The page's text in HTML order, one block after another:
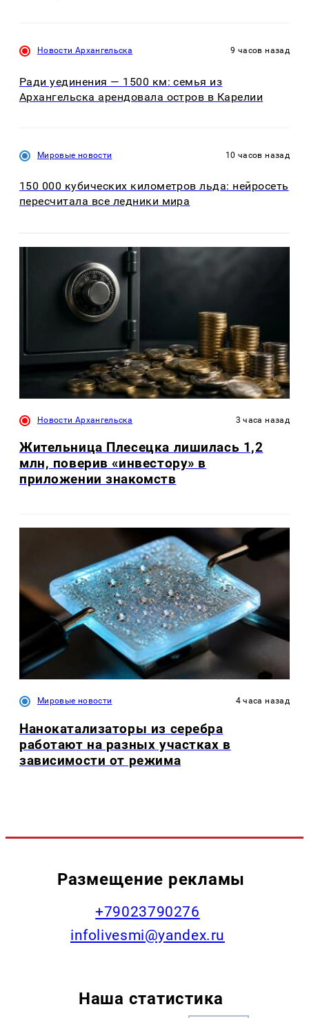
Новости Архангельска 9 часов назад
Ради уединения — 1500 км: семья из
Архангельска арендовала остров в Карелии
Мировые новости 10 часов назад
150 000 кубических километров льда: нейросеть
пересчитала все ледники мира
Новости Архангельска 3 часа назад
Жительница Плесецка лишилась 1,2
млн, поверив «инвестору» в
приложении знакомств
Мировые новости 4 часа назад
Нанокатализаторы из серебра
работают на разных участках в
зависимости от режима
Размещение рекламы
+79023790276
infolivesmi@yandex.ru
Наша статистика